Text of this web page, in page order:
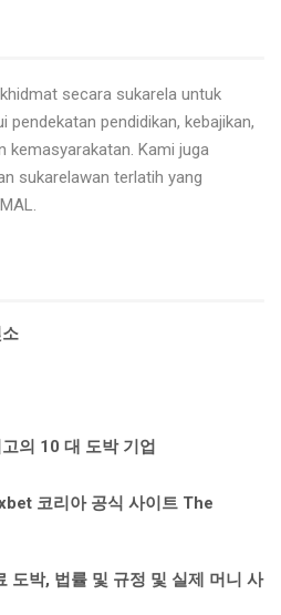
secara sukarela untuk
pendidikan, kebajikan,
kemasyarakatan. Kami juga
sukarelawan terlatih yang
의 10 대 도박 기업
코리아 공식 사이트 The
도박, 법률 및 규정 및 실제 머니 사